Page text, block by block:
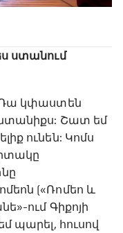
ստանում
Դա կփաստեն
Շատ եմ
ունեն: Կոմս
(«Ռոմեո և
ում Գիքոյի
պարել, հուսով